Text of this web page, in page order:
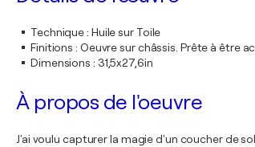
Technique: Huile sur Toile
Finitions : Oeuvre sur châssis. Prête à être
Dimensions : 31,5x27,6in
À propos de l'oeuvre
J'ai voulu capturer la magie d'un coucher de